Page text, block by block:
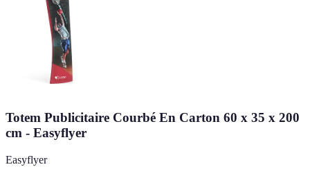
Totem Publicitaire Courbé En Carton 60 x 35 x 200
cm - Easyflyer
Easyflyer